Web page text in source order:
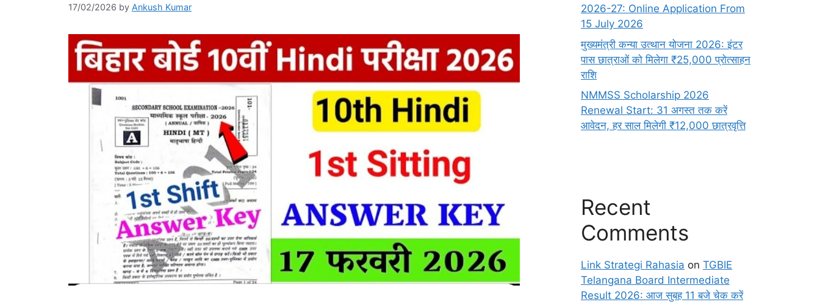
17/02/2026 by Ankush Kumar
2026-27: Online Application From
15 July 2026
मुख्यमंत्री कन्या उत्थान योजना 2026: इंटर
पास छात्राओं को मिलेगा ₹25,000 प्रोत्साहन
राशि
NMMSS Scholarship 2026
Renewal Start: 31 अगस्त तक करें
आवेदन, हर साल मिलेगी ₹12,000 छात्रवृत्ति
Recent
Comments
Link Strategi Rahasia on TGBIE
Telangana Board Intermediate
Result 2026: आज सुबह 11 बजे चेक करें